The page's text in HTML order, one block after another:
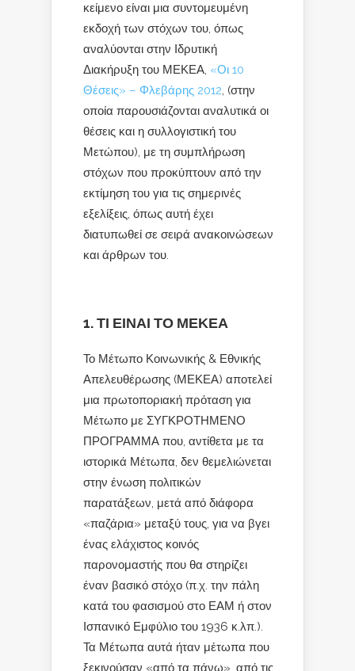
κείμενο είναι μια συντομευμένη
εκδοχή των στόχων του, όπως
αναλύονται στην Ιδρυτική
Διακήρυξη του ΜΕΚΕΑ, «Οι 10
Θέσεις» – Φλεβάρης 2012, (στην
οποία παρουσιάζονται αναλυτικά οι
θέσεις και η συλλογιστική του
Μετώπου), με τη συμπλήρωση
στόχων που προκύπτουν από την
εκτίμηση του για τις σημερινές
εξελίξεις, όπως αυτή έχει
διατυπωθεί σε σειρά ανακοινώσεων
και άρθρων του.
1. ΤΙ ΕΙΝΑΙ ΤΟ ΜΕΚΕΑ
Το Μέτωπο Κοινωνικής & Εθνικής
Απελευθέρωσης (ΜΕΚΕΑ) αποτελεί
μια πρωτοποριακή πρόταση για
Μέτωπο με ΣΥΓΚΡΟΤΗΜΕΝΟ
ΠΡΟΓΡΑΜΜΑ που, αντίθετα με τα
ιστορικά Μέτωπα, δεν θεμελιώνεται
στην ένωση πολιτικών
παρατάξεων, μετά από διάφορα
«παζάρια» μεταξύ τους, για να βγει
ένας ελάχιστος κοινός
παρονομαστής που θα στηρίζει
έναν βασικό στόχο (π.χ. την πάλη
κατά του φασισμού στο ΕΑΜ ή στον
Ισπανικό Εμφύλιο του 1936 κ.λπ.).
Τα Μέτωπα αυτά ήταν μέτωπα που
ξεκινούσαν «από τα πάνω», από τις